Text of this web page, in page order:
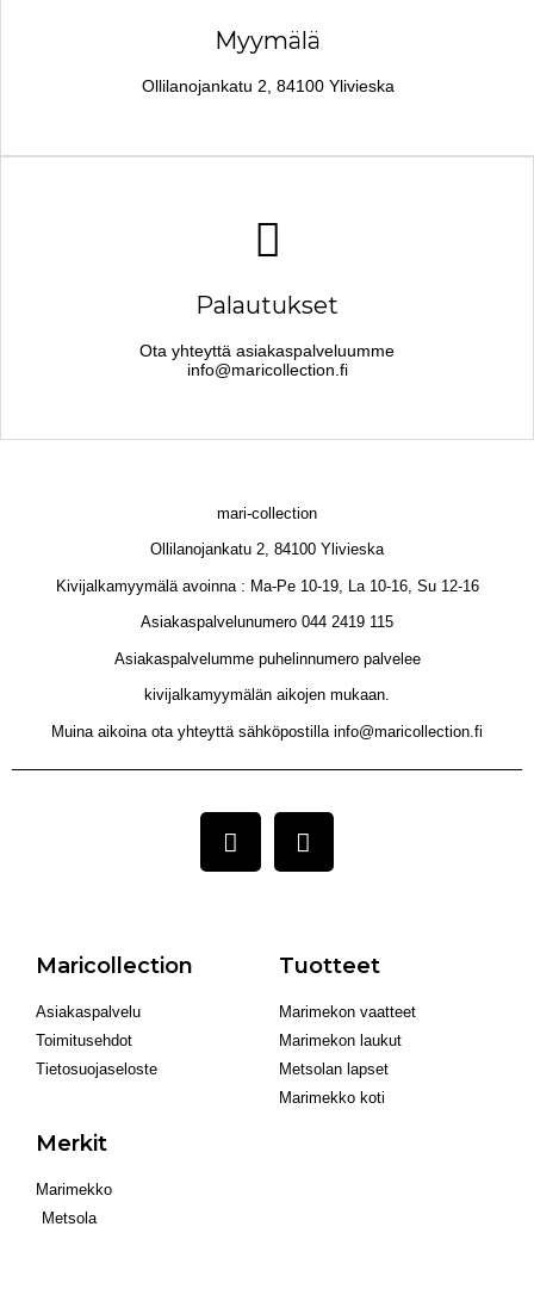
Myymälä
Ollilanojankatu 2, 84100 Ylivieska
Palautukset
Ota yhteyttä asiakaspalveluumme
info@maricollection.fi
mari-collection
Ollilanojankatu 2, 84100 Ylivieska
Kivijalkamyymälä avoinna : Ma-Pe 10-19, La 10-16, Su 12-16
Asiakaspalvelunumero 044 2419 115
Asiakaspalvelumme puhelinnumero palvelee
kivijalkamyymälän aikojen mukaan.
Muina aikoina ota yhteyttä sähköpostilla info@maricollection.fi
Maricollection
Asiakaspalvelu
Toimitusehdot
Tietosuojaseloste
Tuotteet
Marimekon vaatteet
Marimekon laukut
Metsolan lapset
Marimekko koti
Merkit
Marimekko
Metsola